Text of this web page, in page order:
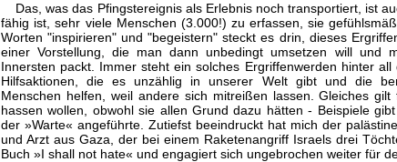
Das, was das Pfingstereignis als Erlebnis noch transportiert, ist
fähig ist, sehr viele Menschen (3.000!) zu erfassen, sie
Worten "inspirieren" und "begeistern" steckt es drin, dieses
einer Vorstellung, die man dann unbedingt umsetzen will und
Innersten packt. Immer steht ein solches Ergriffenwerden hinter
Hilfsaktionen, die es unzählig in unserer Welt gibt und die
Menschen helfen, weil andere sich mitreißen lassen. Gleiches
hassen wollen, obwohl sie allen Grund dazu hätten - Beispiele
der »Warte« angeführte. Zutiefst beeindruckt hat mich der
und Arzt aus Gaza, der bei einem Raketenangriff Israels drei
Buch »I shall not hate« und engagiert sich ungebrochen weiter für